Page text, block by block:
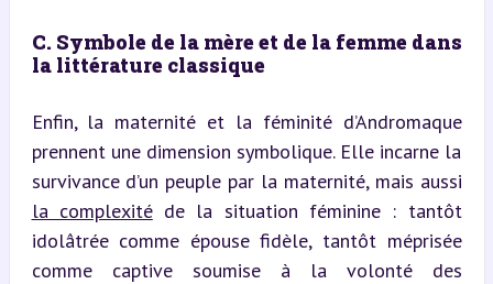
C. Symbole de la mère et de la femme dans
la littérature classique
Enfin, la maternité et la féminité d’Andromaque
prennent une dimension symbolique. Elle incarne la
la complexité de la situation féminine : tantôt
idolâtrée comme épouse fidèle, tantôt méprisée
comme captive soumise à la volonté des